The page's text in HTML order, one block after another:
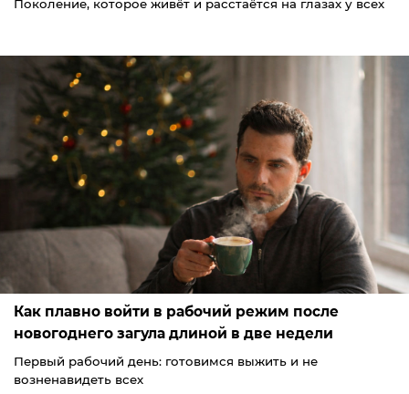
Поколение, которое живёт и расстаётся на глазах у всех
Как плавно войти в рабочий режим после
новогоднего загула длиной в две недели
Первый рабочий день: готовимся выжить и не
возненавидеть всех